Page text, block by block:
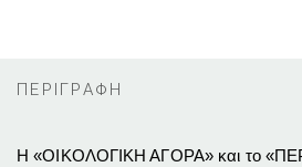
ΠΕΡΙΓΡΑΦΗ
Η «ΟΙΚΟΛΟΓΙΚΗ ΑΓΟΡΑ» και το